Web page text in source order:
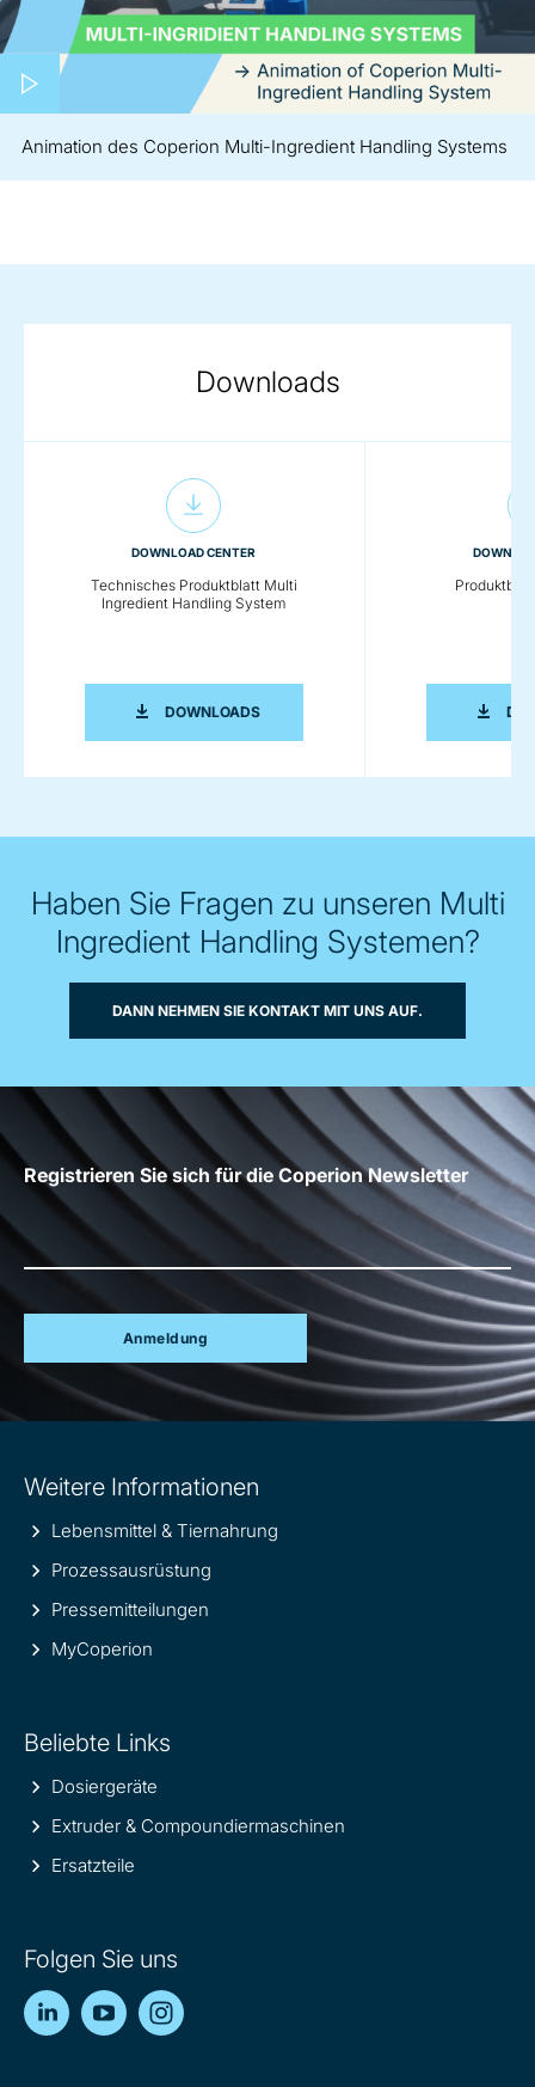
Animation des Coperion Multi-Ingredient Handling Systems
Downloads
DOWNLOAD CENTER
Technisches Produktblatt Multi
Ingredient Handling System
DOWNLOADSTECHNISCHES PRODUKTBLATT
Haben Sie Fragen zu unseren Multi
Ingredient Handling Systemen?
DANN NEHMEN SIE KONTAKT MIT UNS AUF.
Registrieren Sie sich für die Coperion Newsletter
Anmeldung
information
Weitere Informationen
Lebensmittel & Tiernahrung
Prozessausrüstung
Pressemitteilungen
MyCoperion
Beliebte Links
Dosiergeräte
Extruder & Compoundiermaschinen
Ersatzteile
Folgen Sie uns
LinkedInYouTube